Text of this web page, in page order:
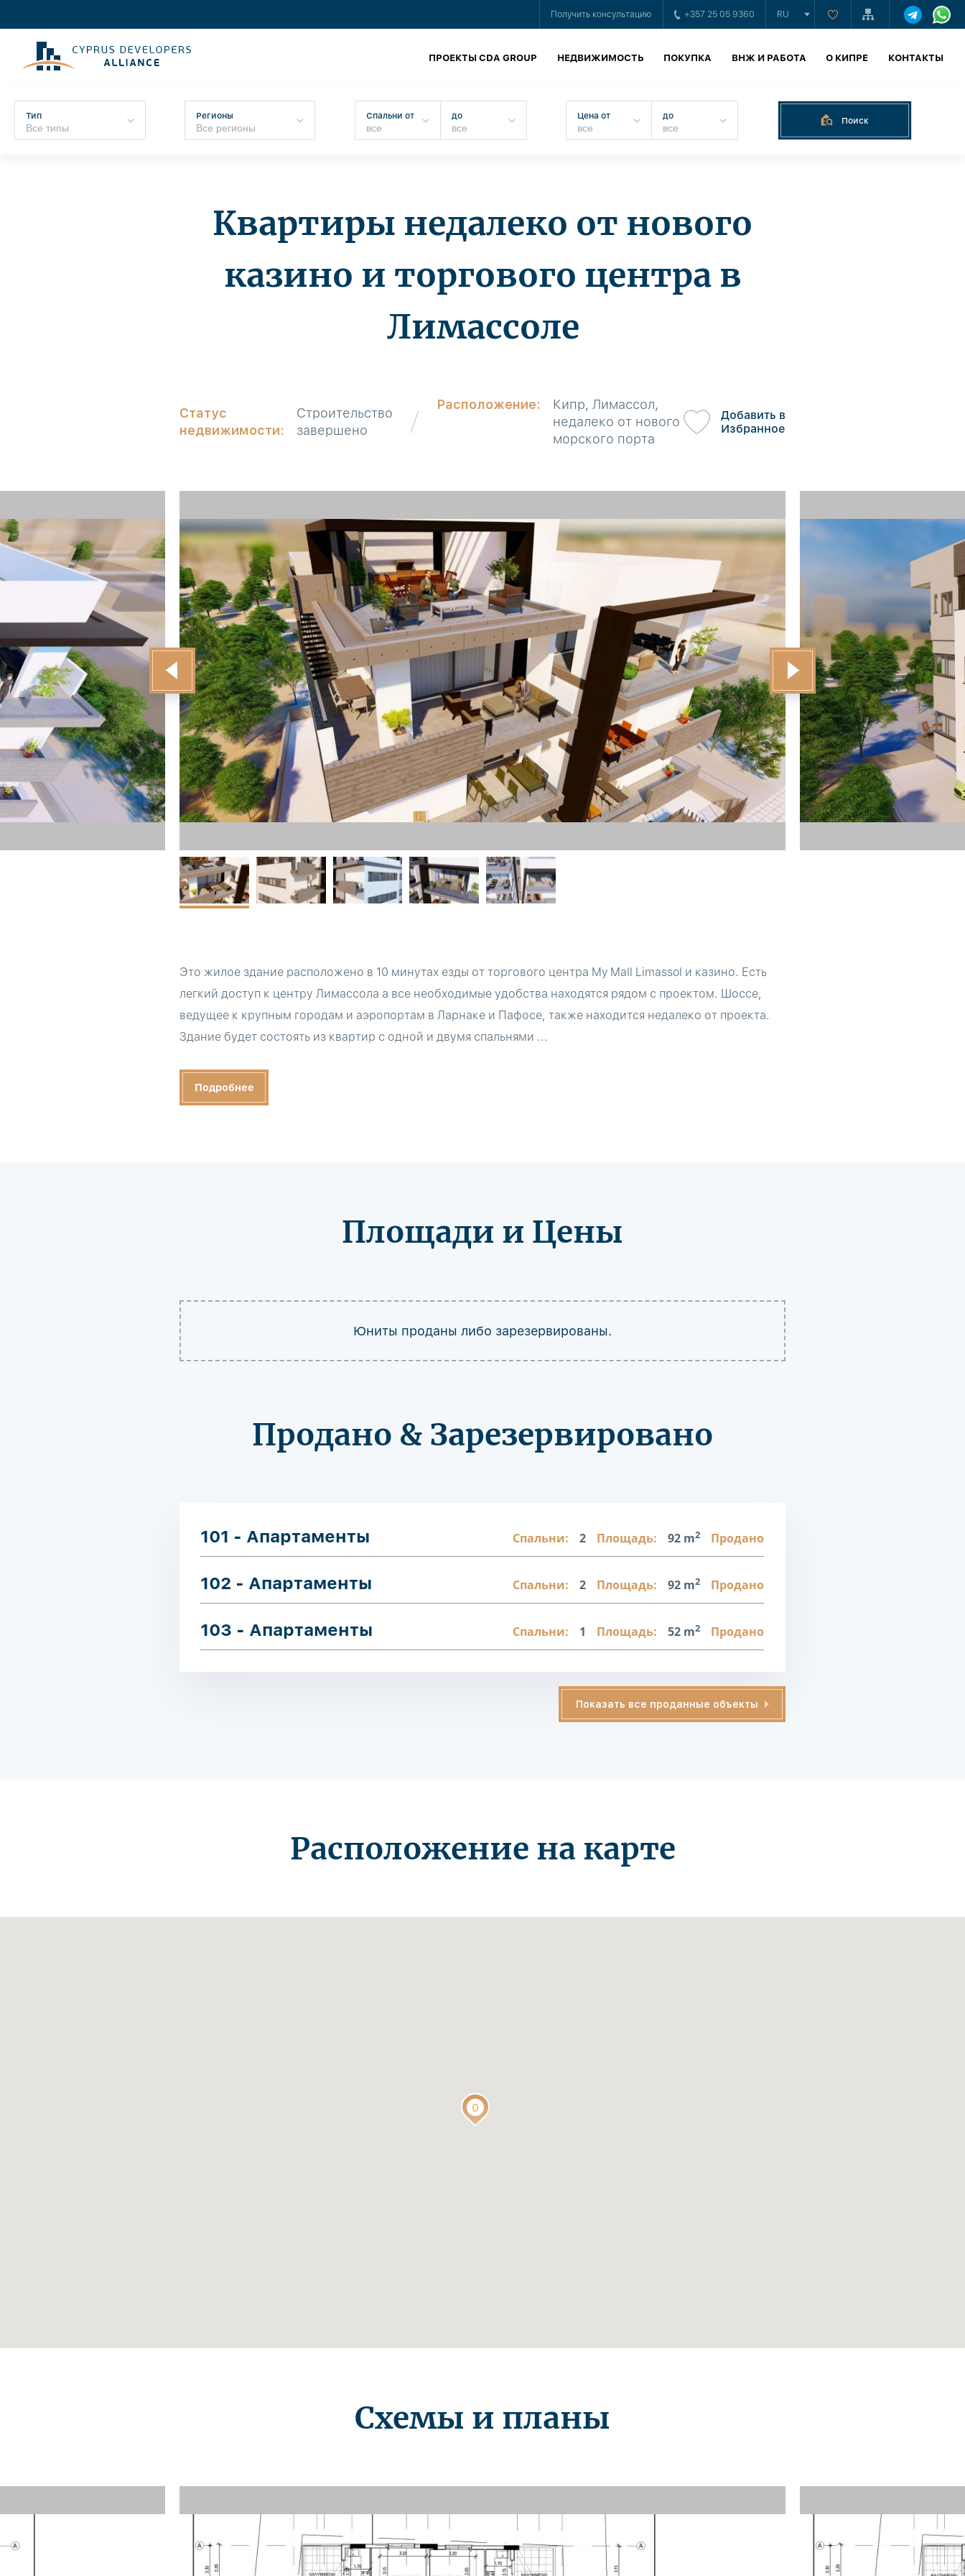
Получить консультацию +357 25 05 9360 RU
ПРОЕКТЫ CDA GROUP НЕДВИЖИМОСТЬ ПОКУПКА ВНЖ И РАБОТА О КИПРЕ КОНТАКТЫ
Тип Регионы Спальни от до Цена от до Поиск
Квартиры недалеко от нового
казино и торгового центра в
Лимассоле
Статус
недвижимости:
Строительство
завершено
Расположение:
Кипр, Лимассол,
недалеко от нового
морского порта
Добавить в
Избранное
Это жилое здание расположено в 10 минутах езды от торгового центра My Mall Limassol и казино. Есть
легкий доступ к центру Лимассола а все необходимые удобства находятся рядом с проектом. Шоссе,
ведущее к крупным городам и аэропортам в Ларнаке и Пафосе, также находится недалеко от проекта.
Здание будет состоять из квартир с одной и двумя спальнями ...
Подробнее
Площади и Цены
Юниты проданы либо зарезервированы.
Продано & Зарезервировано
101 - Апартаменты Спальни: 2 Площадь: 92 m2 Продано
102 - Апартаменты Спальни: 2 Площадь: 92 m2 Продано
103 - Апартаменты Спальни: 1 Площадь: 52 m2 Продано
Показать все проданные объекты
Расположение на карте
Схемы и планы